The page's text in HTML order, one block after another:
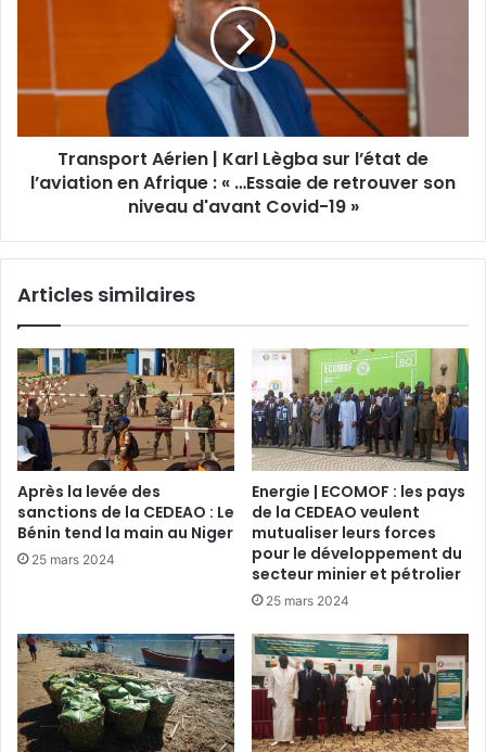
Transport Aérien | Karl Lègba sur l’état de
l’aviation en Afrique : « …Essaie de retrouver son
niveau d'avant Covid-19 »
Articles similaires
Après la levée des
sanctions de la CEDEAO : Le
Bénin tend la main au Niger
25 mars 2024
Energie | ECOMOF : les pays
de la CEDEAO veulent
mutualiser leurs forces
pour le développement du
secteur minier et pétrolier
25 mars 2024